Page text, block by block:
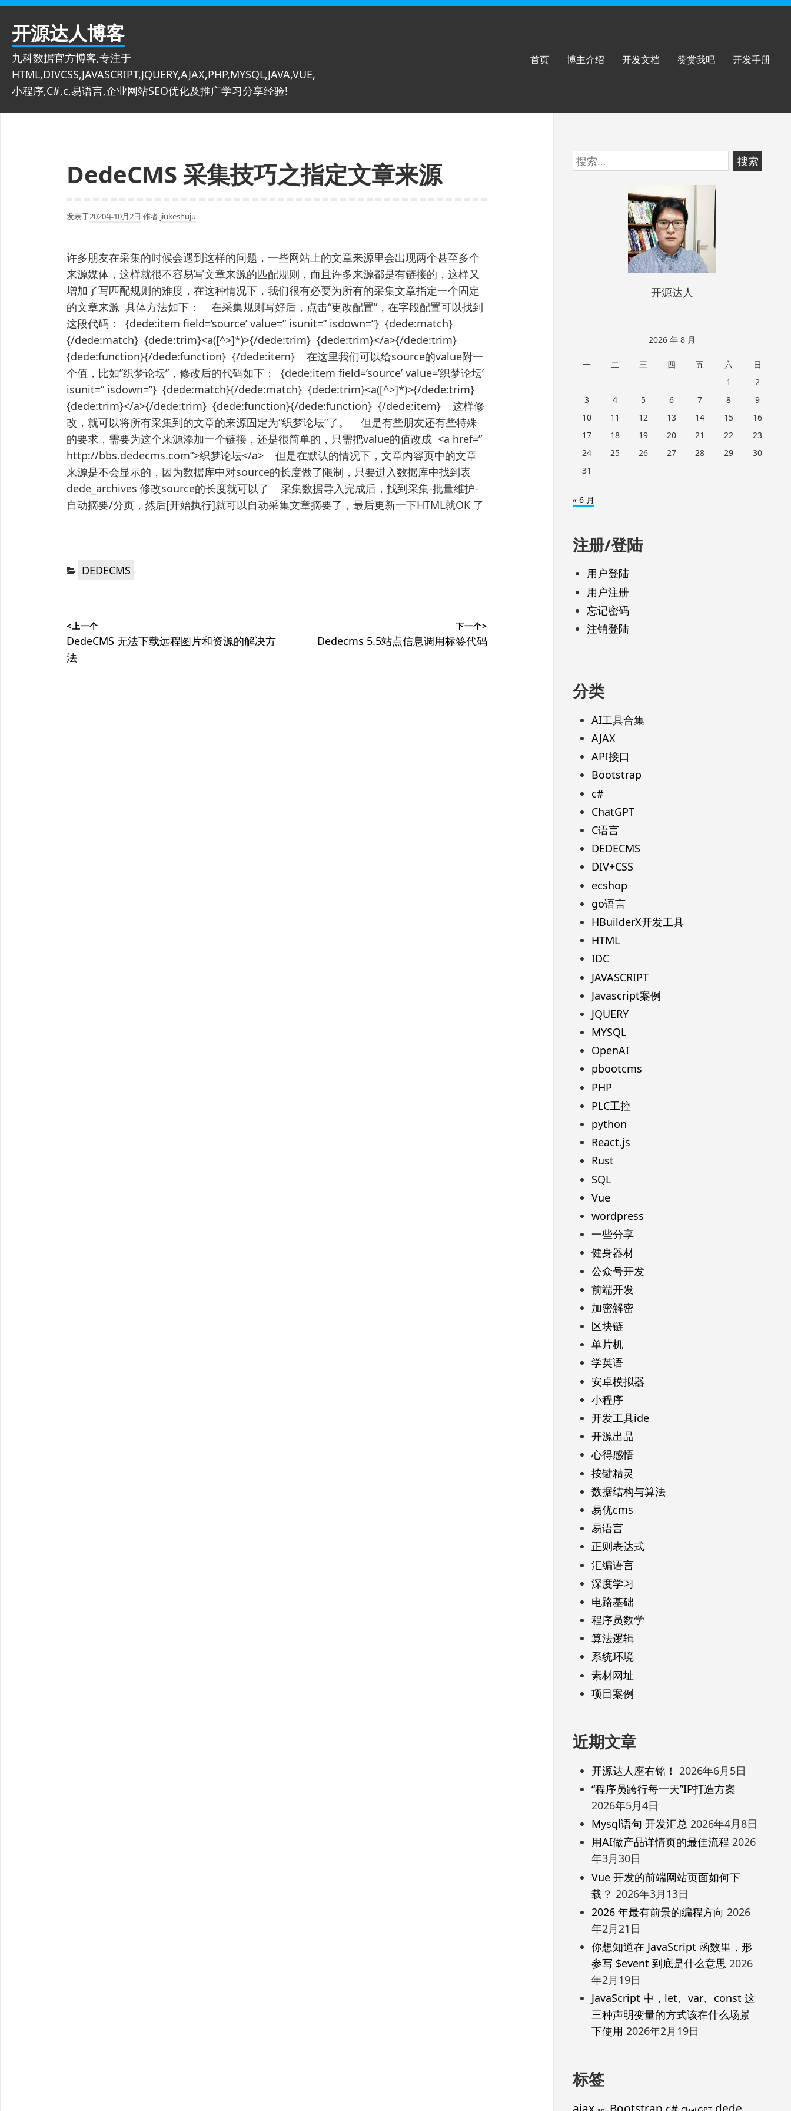
跳
开源达人博客
九科数据官方博客,专注于
HTML,DIVCSS,JAVASCRIPT,JQUERY,AJAX,PHP,MYSQL,JAVA,VUE,
小程序,C#,c,易语言,企业网站SEO优化及推广学习分享经验!
首页 博主介绍 开发文档 赞赏我吧 开发手册
DedeCMS 采集技巧之指定文章来源
发表于2020年10月2日 作者 jiukeshuju
许多朋友在采集的时候会遇到这样的问题，一些网站上的文章来源里会出现两个甚至多个
来源媒体，这样就很不容易写文章来源的匹配规则，而且许多来源都是有链接的，这样又
增加了写匹配规则的难度，在这种情况下，我们很有必要为所有的采集文章指定一个固定
的文章来源 具体方法如下： 在采集规则写好后，点击“更改配置”，在字段配置可以找到
这段代码： {dede:item field=’source’ value=” isunit=” isdown=”} {dede:match}
{/dede:match} {dede:trim}<a([^>]*)>{/dede:trim} {dede:trim}</a>{/dede:trim}
{dede:function}{/dede:function} {/dede:item} 在这里我们可以给source的value附一
个值，比如”织梦论坛”，修改后的代码如下： {dede:item field=’source’ value=’织梦论坛’
isunit=” isdown=”} {dede:match}{/dede:match} {dede:trim}<a([^>]*)>{/dede:trim}
{dede:trim}</a>{/dede:trim} {dede:function}{/dede:function} {/dede:item} 这样修
改，就可以将所有采集到的文章的来源固定为“织梦论坛”了。 但是有些朋友还有些特殊
的要求，需要为这个来源添加一个链接，还是很简单的，只需把value的值改成 <a href=”
http://bbs.dedecms.com”>织梦论坛</a> 但是在默认的情况下，文章内容页中的文章
来源是不会显示的，因为数据库中对source的长度做了限制，只要进入数据库中找到表
dede_archives 修改source的长度就可以了 采集数据导入完成后，找到采集-批量维护-
自动摘要/分页，然后[开始执行]就可以自动采集文章摘要了，最后更新一下HTML就OK 了
分 DEDECMS
章
导
<上一个
上
篇
DedeCMS 无法下载远程图片和资源的解决方
法
下一个>
下
Dedecms 5.5站点信息调用标签代码
跳
至
搜
索：
开源达人
2026 年 8 月
一 二 三 四 五 六
日
1
2
3
4 5 6 7 8
9
10
11 12 13 14 15
16
17
18 19 20 21 22
23
24
25 26 27 28 29
30
31
« 6 月
注册/登陆
用户登陆
用户注册
忘记密码
注销登陆
分类
AI工具合集
AJAX
API接口
Bootstrap
c#
ChatGPT
C语言
DEDECMS
DIV+CSS
ecshop
go语言
HBuilderX开发工具
HTML
IDC
JAVASCRIPT
Javascript案例
JQUERY
MYSQL
OpenAI
pbootcms
PHP
PLC工控
python
React.js
Rust
SQL
Vue
wordpress
一些分享
健身器材
公众号开发
前端开发
加密解密
区块链
单片机
学英语
安卓模拟器
小程序
开发工具ide
开源出品
心得感悟
按键精灵
数据结构与算法
易优cms
易语言
正则表达式
汇编语言
深度学习
电路基础
程序员数学
算法逻辑
系统环境
素材网址
项目案例
近期文章
开源达人座右铭！ 2026年6月5日
“程序员跨行每一天”IP打造方案
2026年5月4日
Mysql语句 开发汇总 2026年4月8日
用AI做产品详情页的最佳流程 2026
年3月30日
Vue 开发的前端网站页面如何下
载？ 2026年3月13日
2026 年最有前景的编程方向 2026
年2月21日
你想知道在 JavaScript 函数里，形
参写 $event 到底是什么意思 2026
年2月19日
JavaScript 中，let、var、const 这
三种声明变量的方式该在什么场景
下使用 2026年2月19日
标签